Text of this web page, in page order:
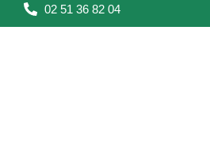
02 51 36 82 04